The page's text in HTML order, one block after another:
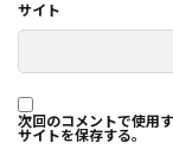
サイト
次回のコメントで使用
サイトを保存する。